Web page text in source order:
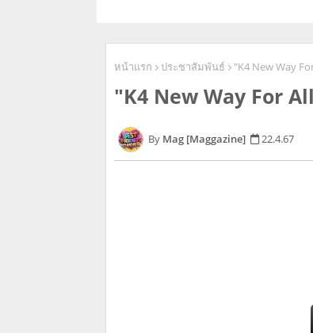
หน้าแรก ประชาสัมพันธ์ "K4 New Way
"K4 New Way For
Mag [Maggazine] 22.4.67